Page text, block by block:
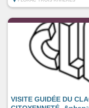
VISITE GUIDÉE DU